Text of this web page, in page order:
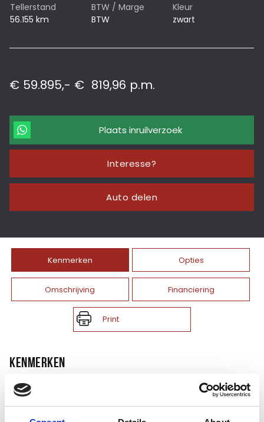
Tellerstand
56.155 km
BTW / Marge
BTW
Kleur
zwart
€ 59.895,- € 819,96 p.m.
Plaats inruilverzoek
Interesse?
Auto delen
Kenmerken Opties
Omschrijving Financiering
Print
KENMERKEN
Merk